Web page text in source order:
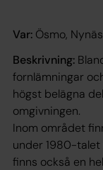
Var: Ösmo,
Beskrivning:
fornlämningar
högst belägna
omgivningen.
Inom området
under 1980-talet
finns också en